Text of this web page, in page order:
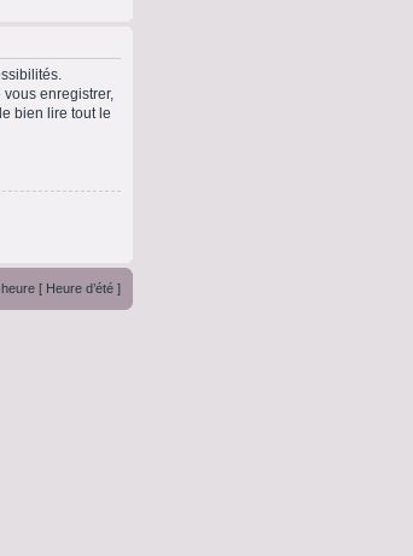
enregistrer,
bien lire tout le
[ Heure d’été ]